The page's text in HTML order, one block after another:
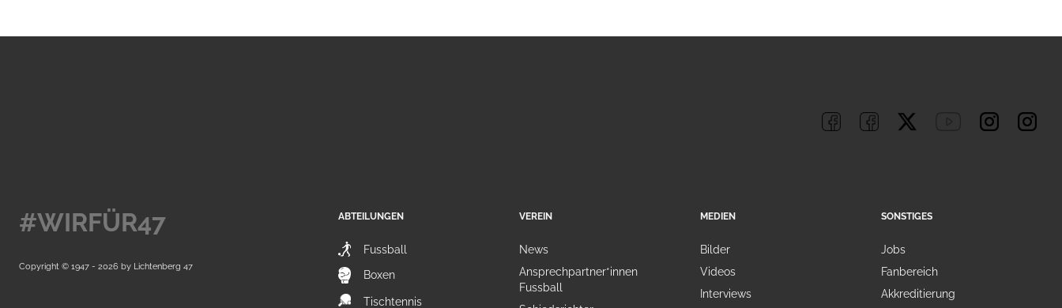
ABTEILUNGEN
Fussball
Boxen
Tischtennis
VEREIN
News
Ansprechpartner*innen
Fussball
MEDIEN
Bilder
Videos
Interviews
SONSTIGES
Jobs
Fanbereich
Akkreditierung
#WIRFÜR47
Copyright © 1947 - 2026 by Lichtenberg 47